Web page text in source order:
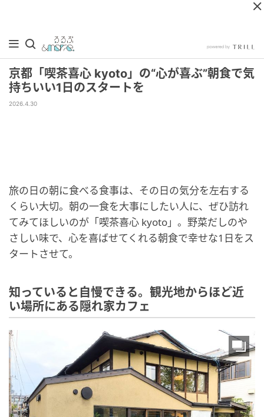
京都「喫茶喜心 kyoto」の“心が喜ぶ”朝食で気
持ちいい1日のスタートを
2026.4.30
旅の日の朝に食べる食事は、その日の気分を左右する
くらい大切。朝の一食を大事にしたい人に、ぜひ訪れ
てみてほしいのが「喫茶喜心 kyoto」。野菜だしのや
さしい味で、心を喜ばせてくれる朝食で幸せな1日をス
タートさせて。
知っていると自慢できる。観光地からほど近
い場所にある隠れ家カフェ